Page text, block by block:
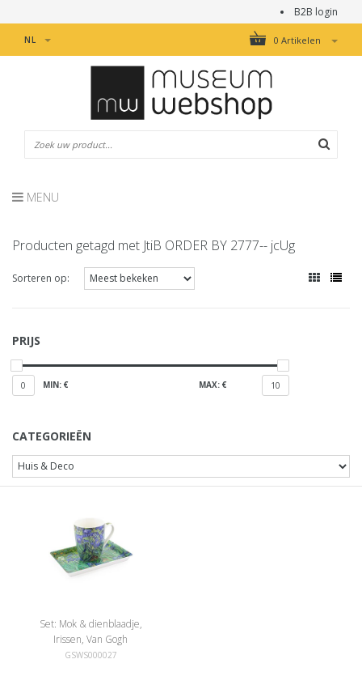
B2B login
0 Artikelen
NL
MENU
Producten getagd met JtiB ORDER BY 2777-- jcUg
Sorteren op:
PRIJS
0 MIN: € MAX: € 10
CATEGORIEËN
Set: Mok & dienblaadje,
Irissen, Van Gogh
GSWS000027